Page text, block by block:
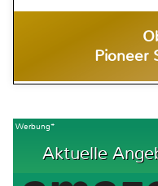
Pioneer
Werbung*
Aktuelle